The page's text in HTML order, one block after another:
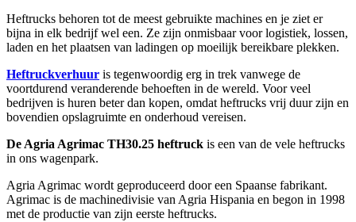
Heftrucks behoren tot de meest gebruikte machines en je ziet er
bijna in elk bedrijf wel een. Ze zijn onmisbaar voor logistiek, lossen,
laden en het plaatsen van ladingen op moeilijk bereikbare plekken.
Heftruckverhuur is tegenwoordig erg in trek vanwege de
voortdurend veranderende behoeften in de wereld. Voor veel
bedrijven is huren beter dan kopen, omdat heftrucks vrij duur zijn en
bovendien opslagruimte en onderhoud vereisen.
De Agria Agrimac TH30.25 heftruck is een van de vele heftrucks
in ons wagenpark.
Agria Agrimac wordt geproduceerd door een Spaanse fabrikant.
Agrimac is de machinedivisie van Agria Hispania en begon in 1998
met de productie van zijn eerste heftrucks.